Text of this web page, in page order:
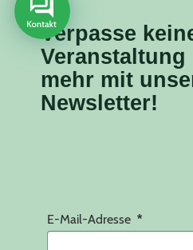
Verpasse
Veranstaltung
mehr mit
Newsletter!
E-Mail-Adresse